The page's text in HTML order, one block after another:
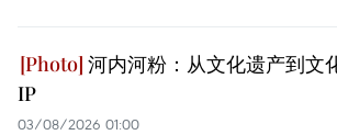
河内河粉：从文化遗产到文
IP
03/08/2026 01:00